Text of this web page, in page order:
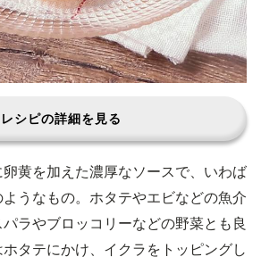
レシピの詳細を見る
黄を加えた濃厚なソースで、いわば
うなもの。ホタテやエビなどの魚介
ラやブロッコリーなどの野菜とも良
タテにかけ、イクラをトッピングし